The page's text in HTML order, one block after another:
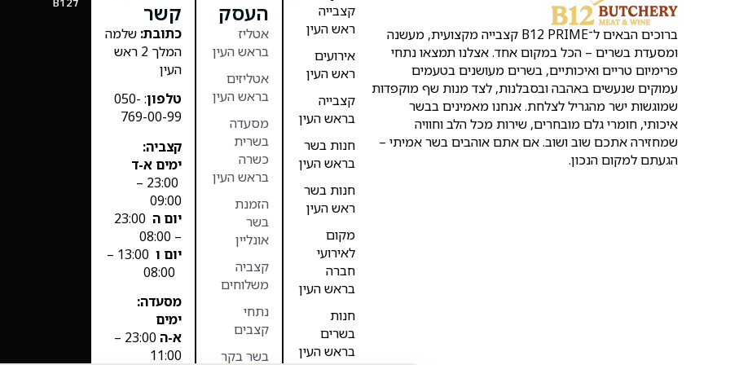
ברוכים הבאים ל־B12 PRIME קצבייה מקצועית, מעשנה
ומסעדת בשרים – הכל במקום אחד. אצלנו תמצאו נתחי
פרימיום טריים ואיכותיים, בשרים מעושנים בטעמים
עמוקים שנעשים באהבה ובסבלנות, לצד מנות שף מוקפדות
שמוגשות ישר מהגריל לצלחת. אנחנו מאמינים בבשר
איכותי, חומרי גלם מובחרים, שירות מכל הלב וחוויה
שמחזירה אתכם שוב ושוב. אם אתם אוהבים בשר אמיתי –
הגעתם למקום הנכון.
קצבייה
ראש העין
אירועים
ראש העין
קצבייה
בראש העין
חנות בשר
בראש העין
חנות בשר
ראש העין
מקום
לאירועי
חברה
בראש העין
חנות
בשרים
בראש העין
העסק
אטליז
בראש העין
אטליזים
בראש העין
מסעדה
בשרית
כשרה
בראש העין
הזמנת
בשר
אונליין
קצביה
משלוחים
נתחי
קצבים
בשר בקר
קשר
כתובת: שלמה
המלך 2 ראש
העין
טלפון : 050-
769-00-99
קצביה:
ימים א-ד
23:00 –
09:00
יום ה 23:00
– 08:00
יום ו
13:00 –
מסעדה:
ימים
א-ה
23:00 –
11:00